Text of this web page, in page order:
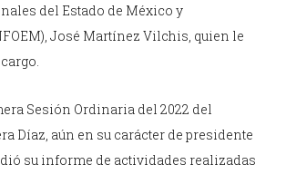
del Estado de México y
José Martínez Vilchis, quien le
Sesión Ordinaria del 2022 del
Díaz, aún en su carácter de presidente
su informe de actividades realizadas